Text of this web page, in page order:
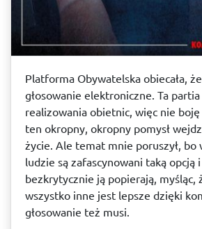
Platforma Obywatelska obiecała,
głosowanie elektroniczne. Ta
realizowania obietnic, więc nie
ten okropny, okropny pomysł
życie. Ale temat mnie poruszył, bo
ludzie są zafascynowani taką opcją
bezkrytycznie ją popierają, myśląc,
wszystko inne jest lepsze dzięki
głosowanie też musi.